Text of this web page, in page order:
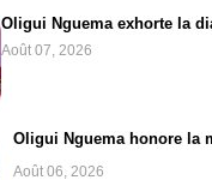
Oligui Nguema exhorte la
Août 07, 2026
Oligui Nguema honore la
Août 06, 2026